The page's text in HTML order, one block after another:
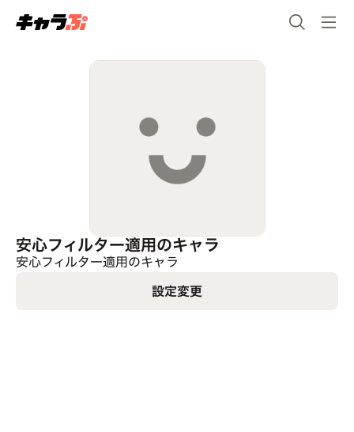
安心フィルター適用のキャラ
安心フィルター適用のキャラ
設定変更